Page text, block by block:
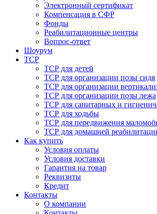
Электронный сертификат
Компенсация в СФР
Фонды
Реабилитационные центры
Вопрос-ответ
Шоурум
ТСР
ТСР для детей
ТСР для организации позы сидя
ТСР для организации
ТСР для организации позы лежа
ТСР для санитарных и
ТСР для ходьбы
ТСР для передвижения
ТСР для домашней
Как купить
Условия оплаты
Условия доставки
Гарантия на товар
Реквизиты
Кредит
Контакты
О компании